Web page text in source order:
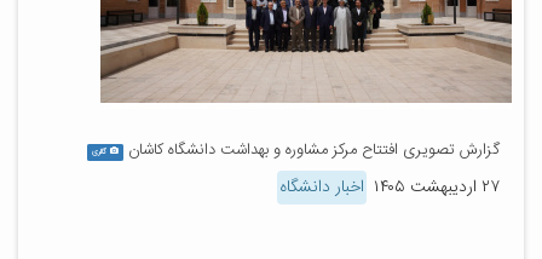
گزارش تصویری افتتاح مرکز مشاوره و بهداشت دانشگاه کاشان گالری
۲۷ اردیبهشت ۱۴۰۵ اخبار دانشگاه